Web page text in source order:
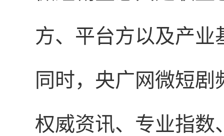
方、平台方以及产业
同时，央广网微短剧
权威资讯、专业指数